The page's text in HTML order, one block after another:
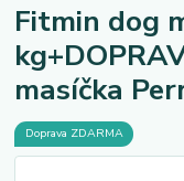
Fitmin dog
masíčka
Doprava ZDARMA